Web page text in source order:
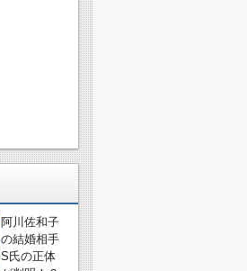
阿川佐和子
の結婚相手
S氏の正体